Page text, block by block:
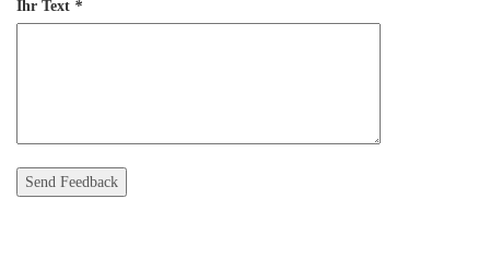
Ihr Text *